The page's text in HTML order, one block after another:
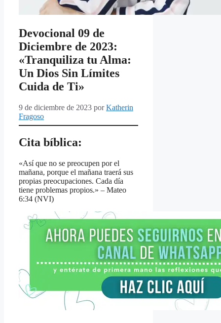
Devocional 09 de
Diciembre de 2023:
«Tranquiliza tu Alma:
Un Dios Sin Límites
Cuida de Ti»
9 de diciembre de 2023 porKatherin
Fragoso
Cita bíblica:
«Así que no se preocupen por el
mañana, porque el mañana traerá sus
propias preocupaciones. Cada día
tiene problemas propios.» – Mateo
6:34 (NVI)